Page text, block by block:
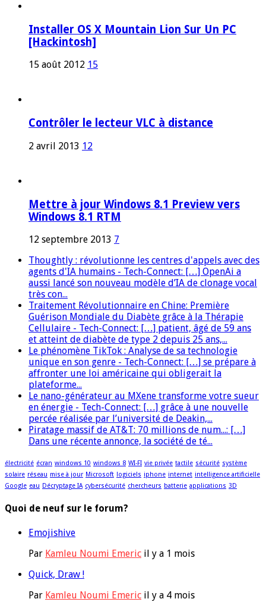
Installer OS X Mountain Lion Sur Un PC
[Hackintosh]
15 août 2012 15
Contrôler le lecteur VLC à distance
2 avril 2013 12
Mettre à jour Windows 8.1 Preview vers
Windows 8.1 RTM
12 septembre 2013 7
Thoughtly : révolutionne les centres d'appels avec des
agents d'IA humains - Tech-Connect: […] OpenAi a
aussi lancé son nouveau modèle d’IA de clonage vocal
très con...
Traitement Révolutionnaire en Chine: Première
Guérison Mondiale du Diabète grâce à la Thérapie
Cellulaire - Tech-Connect: […] patient, âgé de 59 ans
et atteint de diabète de type 2 depuis 25 ans,...
Le phénomène TikTok : Analyse de sa technologie
unique en son genre - Tech-Connect: […] se prépare à
affronter une loi américaine qui obligerait la
plateforme...
Le nano-générateur au MXene transforme votre sueur
en énergie - Tech-Connect: […] grâce à une nouvelle
percée réalisée par l’université de Deakin,...
Piratage massif de AT&T: 70 millions de num...: […]
Dans une récente annonce, la société de té...
électricité écran windows 10 windows 8 WI-FI vie privée tactile sécurité système
solaire réseau mise à jour Microsoft logiciels iphone internet intelligence artificielle
Google eau Décryptage IA cybersécurité chercheurs batterie applications 3D
Quoi de neuf sur le forum?
Emojishive
Par Kamleu Noumi Emeric il y a 1 mois
Quick, Draw !
Par Kamleu Noumi Emeric il y a 4 mois